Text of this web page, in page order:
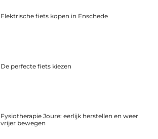
Elektrische fiets kopen in Enschede
De perfecte fiets kiezen
Fysiotherapie Joure: eerlijk herstellen en weer
vrijer bewegen